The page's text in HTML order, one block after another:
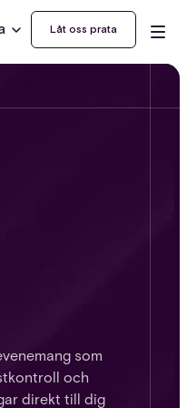
Låt oss prata
som
och
direkt till dig